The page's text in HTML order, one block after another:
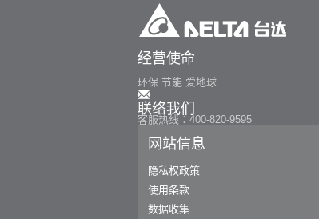
经营使命
环保 节能 爱地球
联络我们
客服热线：400-820-9595
网站信息
隐私权政策
使用条款
数据收集